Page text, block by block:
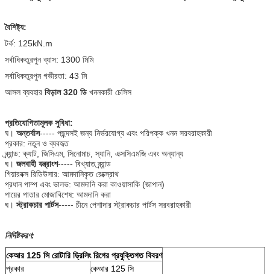
বৈশিষ্ট্য:
টর্ক: 125kN.m
সর্বাধিকতুরপুন ব্যাস: 1300 মিমি
সর্বাধিকতুরপুন গভীরতা: 43 মি
আসল ব্যবহার বিড়াল 320 ডিখননকারী চেসিস
প্রতিযোগিতামূলক সুবিধা:
ঘ। অন্তর্বাস----- পছন্দসই জন্য নির্ভরযোগ্য এবং পরিপক্ক খনন সরবরাহকারী
প্রকার: নতুন ও ব্যবহৃত
ব্র্যান্ড: ক্যাট, জিসিএম, সিনোমাচ, স্যানি, এক্সসিএমজি এবং অন্যান্য
ঘ। জলবাহী যন্ত্রাংশ----- বিখ্যাত ব্র্যান্ড
গিয়ারবক্স রিডিউসার: আমদানিকৃত রেক্স্রোথ
প্রধান পাম্প এবং ভালভ: আমদানি করা কাওয়াসাকি (জাপান)
পায়ের পাতার মোজাবিশেষ: আমদানি করা
ঘ।স্ট্রাকচার পার্টস----- চীনে পেশাদার স্ট্রাকচার পার্টস সরবরাহকারী
নির্দিষ্টকরণ:
কেআর 125 সি রোটারি ড্রিলিং রিগের প্রযুক্তিগত বিবরণ
প্রকার
কেআর 125 সি